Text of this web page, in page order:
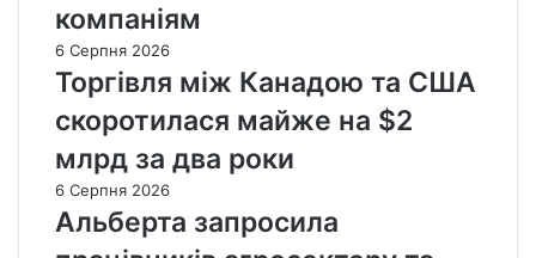
компаніям
6 Серпня 2026
Торгівля між Канадою та США
скоротилася майже на $2
млрд за два роки
6 Серпня 2026
Альберта запросила